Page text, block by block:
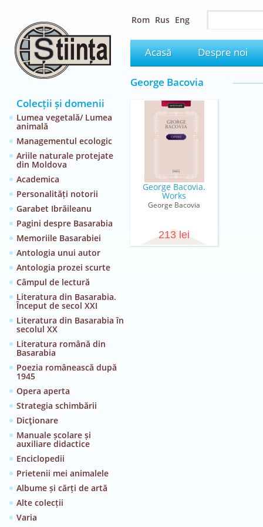
Colecții și domenii
Lumea vegetală/ Lumea
animală
Managementul ecologic
Ariile naturale protejate
din Moldova
Academica
Personalități notorii
Garabet Ibrăileanu
Pagini despre Basarabia
Memoriile Basarabiei
Antologia unui autor
Antologia prozei scurte
Câmpul de lectură
Literatura din Basarabia.
Început de secol XXI
Literatura din Basarabia în
secolul XX
Literatura română din
Basarabia
Poezia românească după
1945
Opera aperta
Strategia schimbării
Dicţionare
Manuale școlare și
auxiliare didactice
Enciclopedii
Prietenii mei animalele
Albume și cărți de artă
Alte colecții
Varia
Rom Rus Eng
Acasă Despre noi
George Bacovia
George Bacovia.
Works
George Bacovia
213 lei